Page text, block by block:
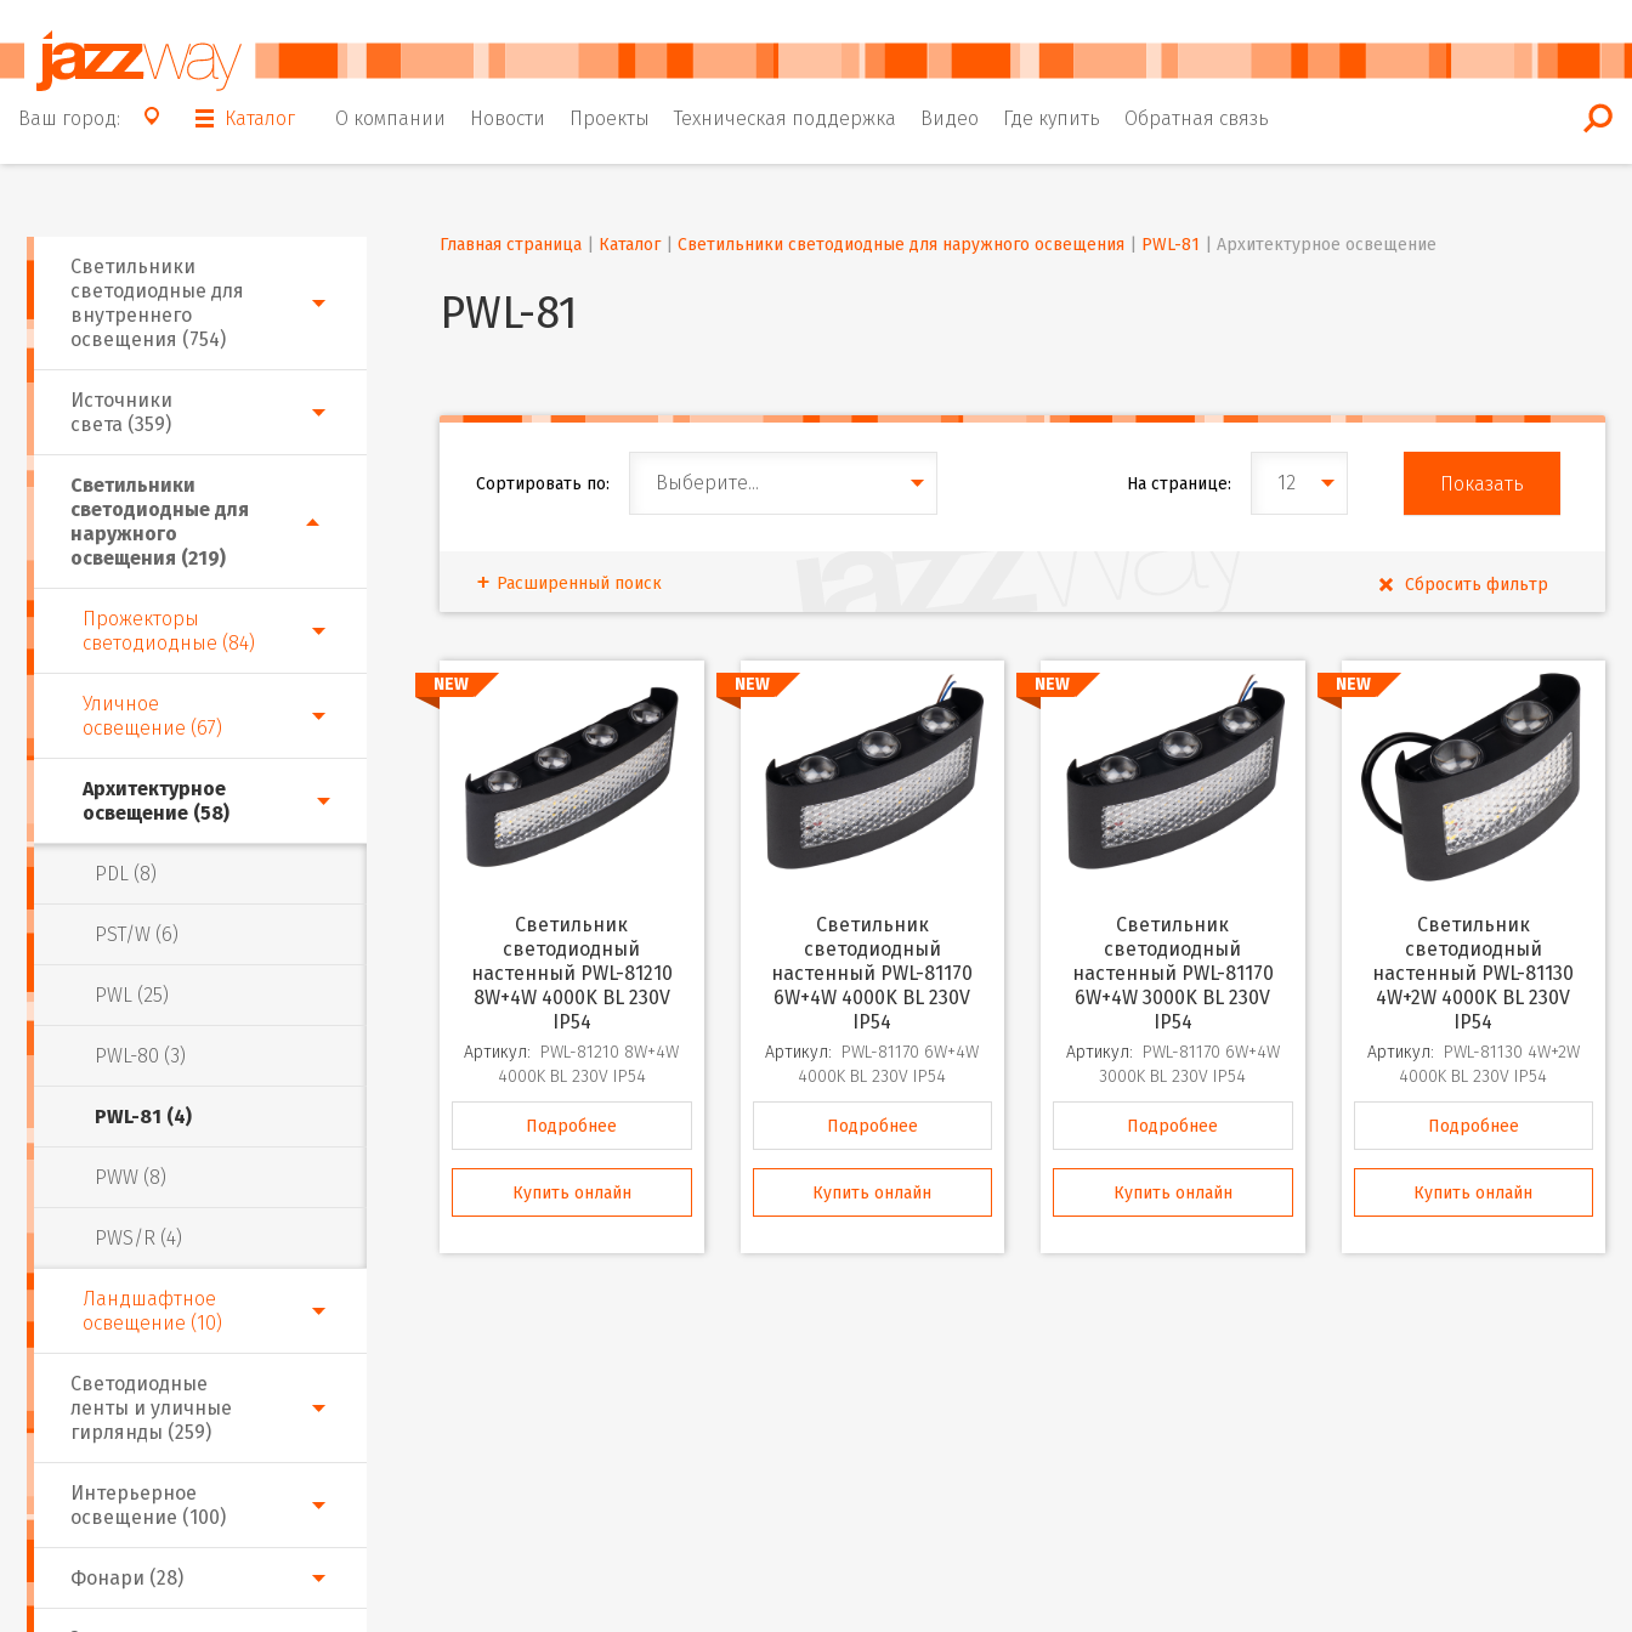
Ваш город: Каталог О компании Новости Проекты Техническая поддержка Видео Где купить Обратная связь
Фонари (28)
Интерьерное
освещение (100)
Источники
света (359)
Светодиодные
ленты и уличные
гирлянды (259)
Светильники
светодиодные для
внутреннего
освещения (754)
Светильники
светодиодные для
наружного
освещения (219)
Прожекторы
светодиодные (84)
Уличное
освещение (67)
Архитектурное
освещение (58)
PDL (8)
PST/W (6)
PWL (25)
PWL-80 (3)
PWL-81 (4)
PWW (8)
PWS/R (4)
Ландшафтное
освещение (10)
Главная страница Каталог | Светильники светодиодные для наружного освещения PWL-81 Архитектурное освещение
PWL-81
Сортировать по: Выберите... На странице: 12
Расширенный поиск
NEW
Светильник
светодиодный
настенный PWL-81210
8W+4W 4000K BL 230V
IP54
Артикул: PWL-81210 8W+4W
4000K BL 230V IP54
Подробнее
Купить онлайн
NEW
Светильник
светодиодный
настенный PWL-81170
6W+4W 4000K BL 230V
IP54
Артикул: PWL-81170 6W+4W
4000K BL 230V IP54
Подробнее
Купить онлайн
NEW
Светильник
светодиодный
настенный PWL-81170
6W+4W 3000K BL 230V
IP54
Артикул: PWL-81170 6W+4W
3000K BL 230V IP54
Подробнее
Купить онлайн
NEW
Светильник
светодиодный
настенный PWL-81130
4W+2W 4000K BL 230V
IP54
Артикул: PWL-81130 4W+2W
4000K BL 230V IP54
Подробнее
Купить онлайн